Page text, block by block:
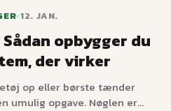
•12. JAN.
opbygger du
der virker
op eller børste tænder
umulig opgave. Nøglen er